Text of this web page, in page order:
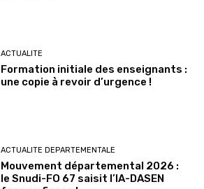
ACTUALITE
Formation initiale des enseignants :
une copie à revoir d’urgence !
ACTUALITE DEPARTEMENTALE
Mouvement départemental 2026 :
le Snudi-FO 67 saisit l’IA-DASEN